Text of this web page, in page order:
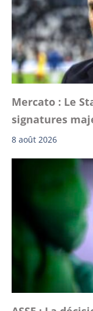
Mercato : Le
signatures
8 août 2026